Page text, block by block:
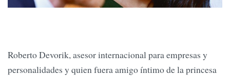
Roberto Devorik, asesor internacional para empresas y
personalidades y quien fuera amigo íntimo de la princesa